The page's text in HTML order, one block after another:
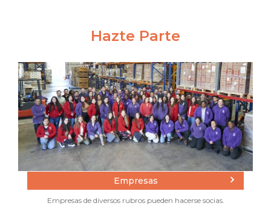
Hazte Parte
Empresas
Empresas de diversos rubros pueden hacerse socias.